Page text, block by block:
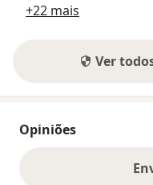
+22 mais
Ver
Opiniões